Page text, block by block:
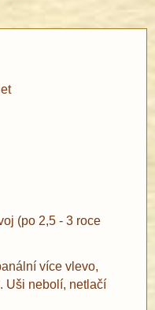
(po 2,5 - 3 roce
více vlevo,
Uši nebolí, netlačí
®